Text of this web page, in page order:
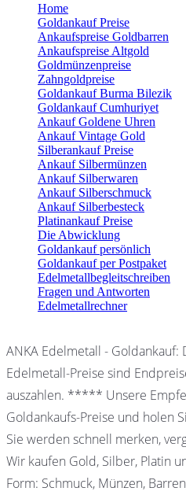
Home
Goldankauf Preise
Ankaufspreise Goldbarren
Ankaufspreise Altgold
Goldmünzenpreise
Zahngoldpreise
Goldankauf Burma Bilezik
Goldankauf Cumhuriyet
Ankauf Goldene Uhren
Ankauf Vintage Gold
Silberankauf Preise
Ankauf Silbermünzen
Ankauf Silberwaren
Ankauf Silberschmuck
Ankauf Silberbesteck
Platinankauf Preise
Die Abwicklung
Goldankauf persönlich
Goldankauf per Postpaket
Edelmetallbegleitschreiben
Fragen und Antworten
Edelmetallrechner
ANKA Edelmetall - Goldankauf:
Edelmetall-Preise sind
auszahlen. ***** Unsere
Goldankaufs-Preise und holen
Sie werden schnell merken,
Wir kaufen Gold, Silber, Platin
Form: Schmuck, Münzen,